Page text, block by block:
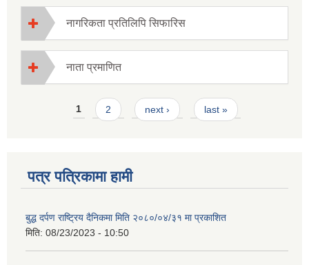
नागरिकता प्रतिलिपि सिफारिस
नाता प्रमाणित
Pages1 2 next › last »
पत्र पत्रिकामा हामी
बुद्ध दर्पण राष्ट्रिय दैनिकमा मिति २०८०/०४/३१ मा प्रकाशित
मिति: 08/23/2023 - 10:50